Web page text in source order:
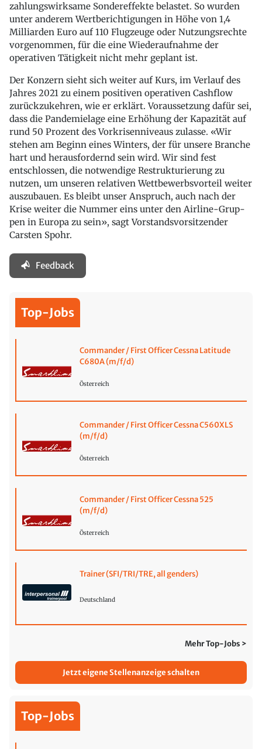
zahlungswirksame Sondereffekte belastet. So wurden
unter anderem Wertberichtigungen in Höhe von 1,4
Milliarden Euro auf 110 Flugzeuge oder Nutzungsrechte
vorgenommen, für die eine Wiederaufnahme der
operativen Tätigkeit nicht mehr geplant ist.
Der Konzern sieht sich weiter auf Kurs, im Verlauf des
Jahres 2021 zu einem posi­tiven operativen Cashflow
zurückzukehren, wie er erklärt. Voraussetzung dafür sei,
dass die Pan­demielage eine Erhöhung der Kapazität auf
rund 50 Prozent des Vorkrisenniveaus zu­lasse. «Wir
stehen am Beginn eines Winters, der für unsere Branche
hart und herausfor­dernd sein wird. Wir sind fest
entschlossen, die notwendige Restrukturierung zu
nutzen, um unseren relativen Wettbewerbsvorteil weiter
auszubauen. Es bleibt un­ser Anspruch, auch nach der
Krise weiter die Nummer eins unter den Airline-Grup­
pen in Europa zu sein», sagt Vorstandsvorsitzender
Carsten Spohr.
Feedback
Top-Jobs
Commander / First Officer Cessna Latitude
C680A (m/f/d)
Österreich
Commander / First Officer Cessna C560XLS
(m/f/d)
Österreich
Commander / First Officer Cessna 525
(m/f/d)
Österreich
Trainer (SFI/TRI/TRE, all genders)
Deutschland
Mehr Top-Jobs >
Jetzt eigene Stellenanzeige schalten
Top-Jobs